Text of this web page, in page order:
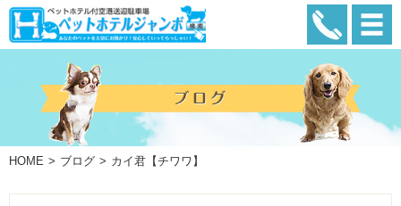
HOME ブログ カイ君【チワワ】